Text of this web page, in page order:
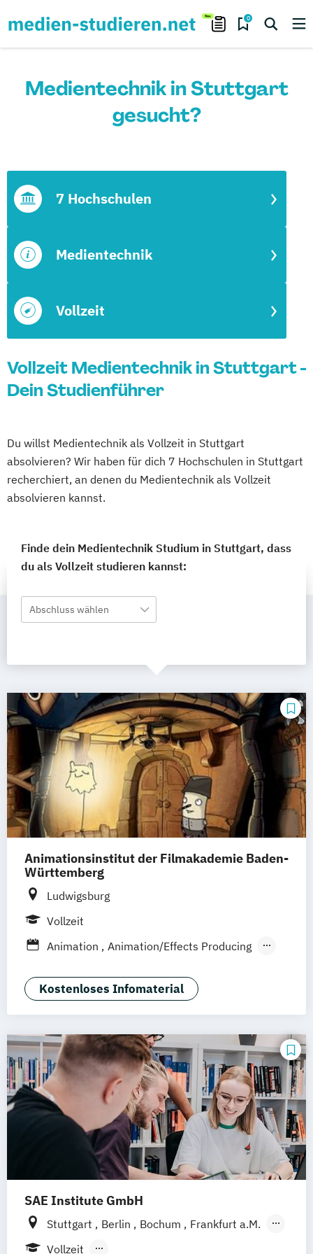
0
Medientechnik in Stuttgart
gesucht?
Vollzeit
Medientechnik
7 Hochschulen
Vollzeit Medientechnik in Stuttgart -
Dein Studienführer
Du willst Medientechnik als Vollzeit in Stuttgart
absolvieren? Wir haben für dich 7 Hochschulen in Stuttgart
recherchiert, an denen du Medientechnik als Vollzeit
absolvieren kannst.
Finde dein Medientechnik Studium in Stuttgart, dass
du als Vollzeit studieren kannst:
Abschluss wählen
Animationsinstitut der Filmakademie Baden-
Württemberg
Ludwigsburg
Vollzeit
Animation
Animation/Effects Producing
Visual Effects
Kostenloses Infomaterial
SAE Institute GmbH
Stuttgart Berlin Bochum
Frankfurt a.M.
Hamburg
Vollzeit